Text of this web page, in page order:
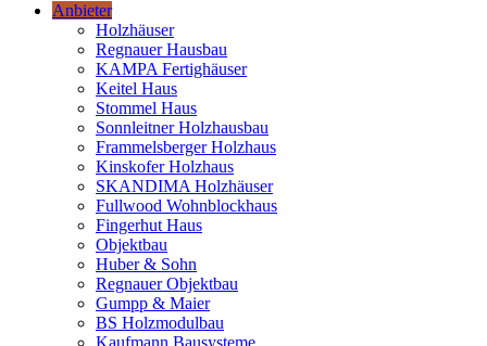
Anbieter
Holzhäuser
Regnauer Hausbau
KAMPA Fertighäuser
Keitel Haus
Stommel Haus
Sonnleitner Holzhausbau
Frammelsberger Holzhaus
Kinskofer Holzhaus
SKANDIMA Holzhäuser
Fullwood Wohnblockhaus
Fingerhut Haus
Objektbau
Huber & Sohn
Regnauer Objektbau
Gumpp & Maier
BS Holzmodulbau
Kaufmann Bausysteme